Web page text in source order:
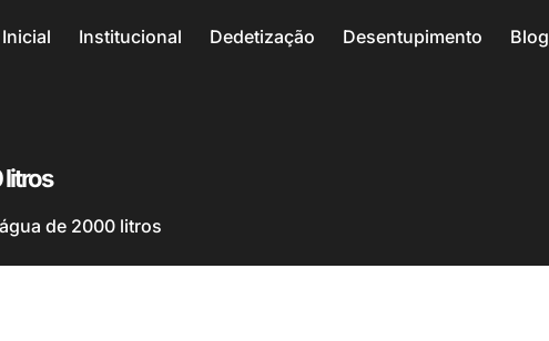
Institucional Dedetização Desentupimento Blog
litros
de 2000 litros